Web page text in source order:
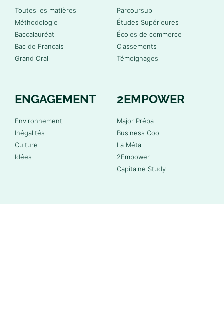
Toutes les matières
Méthodologie
Baccalauréat
Bac de Français
Grand Oral
Parcoursup
Études Supérieures
Écoles de commerce
Classements
Témoignages
ENGAGEMENT
Environnement
Inégalités
Culture
Idées
2EMPOWER
Major Prépa
Business Cool
La Méta
2Empower
Capitaine Study